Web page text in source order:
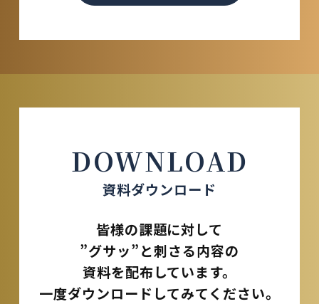
DOWNLOAD
資料ダウンロード
皆様の課題に対して
”グサッ”と刺さる内容の
資料を配布しています。
一度ダウンロードしてみてください。